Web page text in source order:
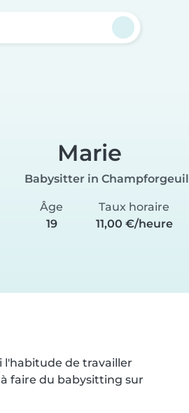
Marie
Babysitter in Champforgeuil
Âge
19
Taux horaire
11,00 €/heure
l'habitude de travailler
faire du babysitting sur